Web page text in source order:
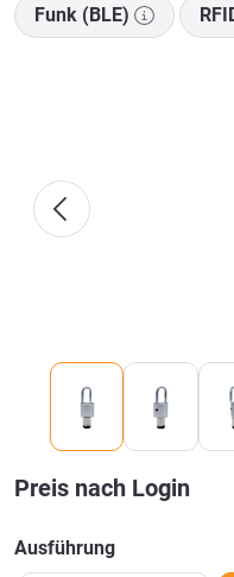
Funk (BLE)
Preis nach Login
Ausführung